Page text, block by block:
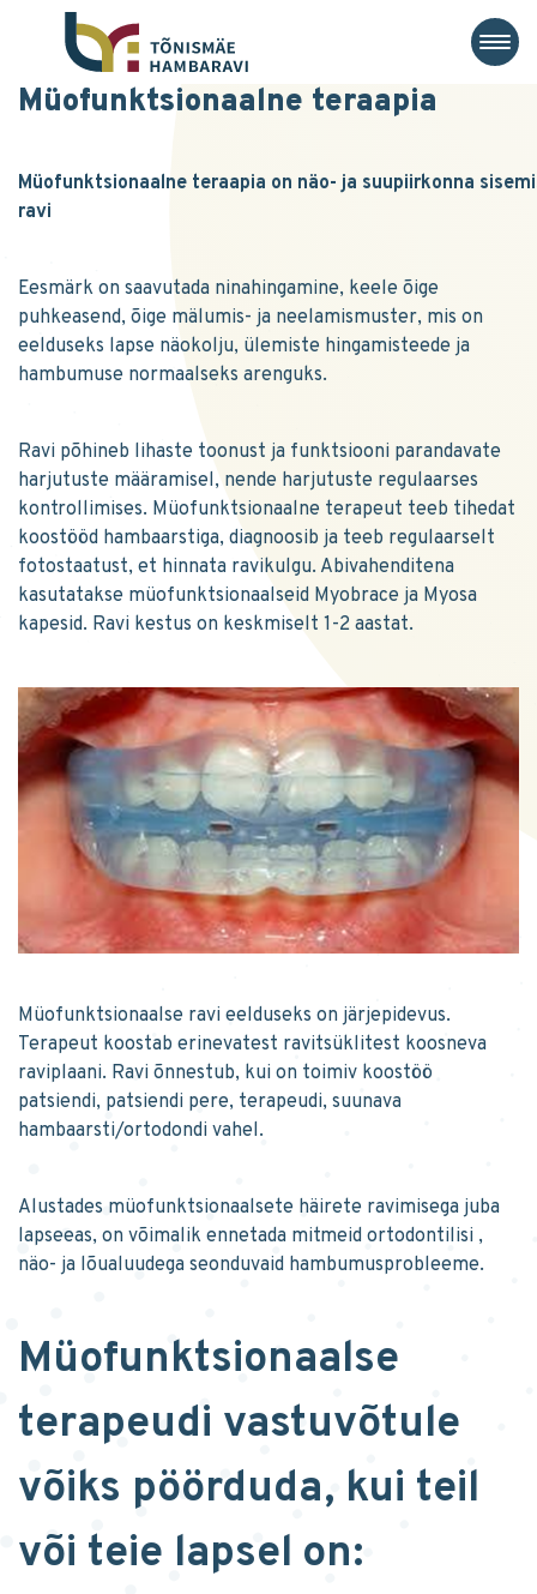
Müofunktsionaalne teraapia
Müofunktsionaalne teraapia on näo- ja suupiirkonna
ravi
Eesmärk on saavutada ninahingamine, keele õige
puhkeasend, õige mälumis- ja neelamismuster, mis on
eelduseks lapse näokolju, ülemiste hingamisteede ja
hambumuse normaalseks arenguks.
Ravi põhineb lihaste toonust ja funktsiooni parandavate
harjutuste määramisel, nende harjutuste regulaarses
kontrollimises. Müofunktsionaalne terapeut teeb tihedat
koostööd hambaarstiga, diagnoosib ja teeb regulaarselt
fotostaatust, et hinnata ravikulgu. Abivahenditena
kasutatakse müofunktsionaalseid Myobrace ja Myosa
kapesid. Ravi kestus on keskmiselt 1-2 aastat.
Müofunktsionaalse ravi eelduseks on järjepidevus.
Terapeut koostab erinevatest ravitsüklitest koosneva
raviplaani. Ravi õnnestub, kui on toimiv koostöö
patsiendi, patsiendi pere, terapeudi, suunava
hambaarsti/ortodondi vahel.
Alustades müofunktsionaalsete häirete ravimisega juba
lapseeas, on võimalik ennetada mitmeid ortodontilisi ,
näo- ja lõualuudega seonduvaid hambumusprobleeme.
Müofunktsionaalse
terapeudi vastuvõtule
võiks pöörduda, kui teil
või teie lapsel on: